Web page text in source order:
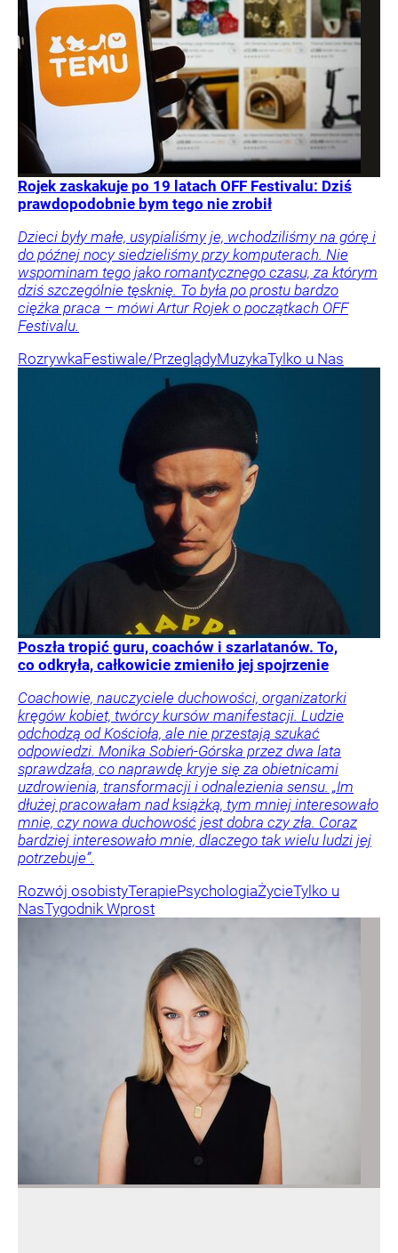
Rojek zaskakuje po 19 latach OFF Festivalu: Dziś
prawdopodobnie bym tego nie zrobił
Dzieci były małe, usypialiśmy je, wchodziliśmy na górę i
do późnej nocy siedzieliśmy przy komputerach. Nie
wspominam tego jako romantycznego czasu, za którym
dziś szczególnie tęsknię. To była po prostu bardzo
ciężka praca – mówi Artur Rojek o początkach OFF
Festivalu.
RozrywkaFestiwale/PrzeglądyMuzykaTylko u Nas
Poszła tropić guru, coachów i szarlatanów. To,
co odkryła, całkowicie zmieniło jej spojrzenie
Coachowie, nauczyciele duchowości, organizatorki
kręgów kobiet, twórcy kursów manifestacji. Ludzie
odchodzą od Kościoła, ale nie przestają szukać
odpowiedzi. Monika Sobień-Górska przez dwa lata
sprawdzała, co naprawdę kryje się za obietnicami
uzdrowienia, transformacji i odnalezienia sensu. „Im
dłużej pracowałam nad książką, tym mniej interesowało
mnie, czy nowa duchowość jest dobra czy zła. Coraz
bardziej interesowało mnie, dlaczego tak wielu ludzi jej
potrzebuje”.
Rozwój osobistyTerapiePsychologiaŻycieTylko u
NasTygodnik Wprost